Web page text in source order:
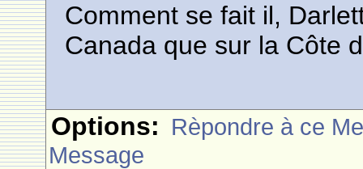
Comment se fait il,
Canada que sur la Côte
Options: Rèpondre à ce
Message